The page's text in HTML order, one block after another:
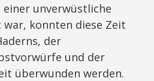
unverwüstliche
konnten diese Zeit
der
und der
überwunden werden.